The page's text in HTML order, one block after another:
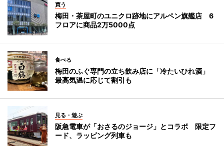
買う
梅田・茶屋町のユニクロ跡地にアルペン旗艦店 6
フロアに商品2万5000点
食べる
梅田のふぐ専門の立ち飲み店に「冷たいひれ酒」
最高気温に応じて割引も
見る・遊ぶ
阪急電車が「おさるのジョージ」とコラボ 限定フ
ード、ラッピング列車も